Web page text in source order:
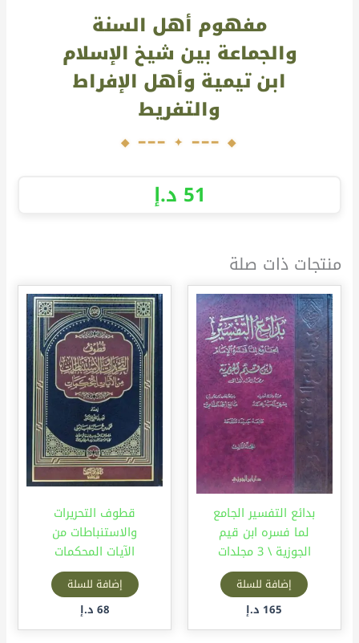
مفهوم أهل السنة
والجماعة بين شيخ الإسلام
ابن تيمية وأهل الإفراط
والتفريط
51 د.إ
منتجات ذات صلة
بدائع التفسير الجامع
لما فسره ابن قيم
الجوزية \ 3 مجلدات
إضافة للسلة
165 د.إ
قطوف التحريرات
والاستنباطات من
الآيات المحكمات
إضافة للسلة
68 د.إ